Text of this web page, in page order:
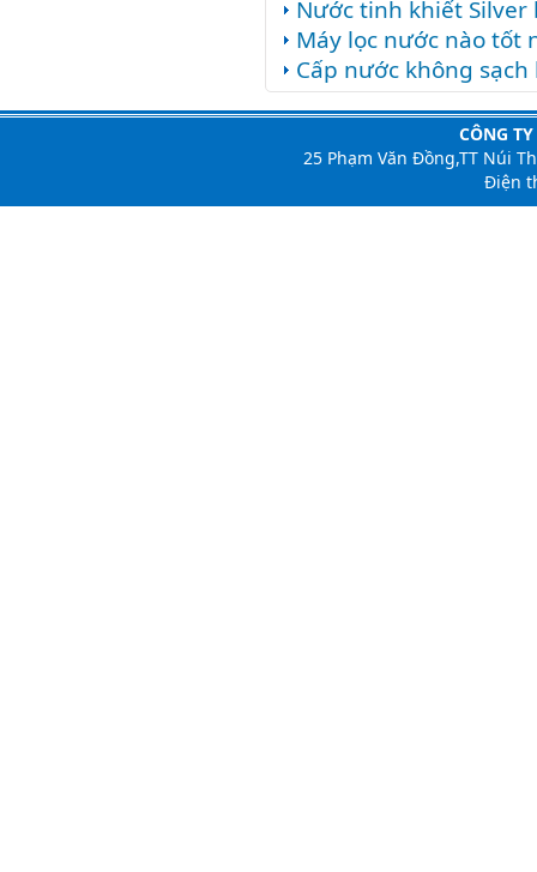
Nước tinh khiết
Máy lọc nước nào
Cấp nước không
CÔNG
25 Phạm Văn Đồng,TT Núi
Điện